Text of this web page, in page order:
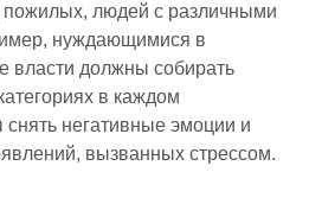
людей с различными
нуждающимися в
власти должны собирать
в каждом
негативные эмоции и
вызванных стрессом.